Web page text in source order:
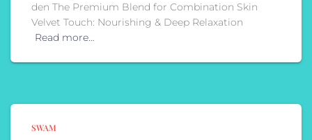
den The Premium Blend for Combination Skin
Velvet Touch: Nourishing & Deep Relaxation
Read more…
SWAM